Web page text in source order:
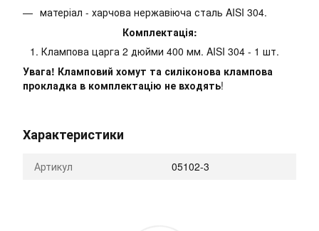
матеріал - харчова нержавіюча сталь AISI 304.
Комплектація:
Клампова царга 2 дюйми 400 мм. AISI 304 - 1 шт.
Увага! Кламповий хомут та силіконова клампова
прокладка в комплектацію не входять!
Характеристики
Артикул 05102-3